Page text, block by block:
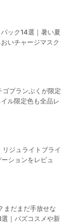
ック14選｜暑い夏
いチャージマスク
プランぷくが限定
ル限定色も全品レ
ジュライトブライ
ションをレビュ
まだまだ手放せな
｜バズコスメや新